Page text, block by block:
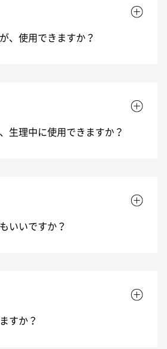
、使用できますか？
生理中に使用できますか？
いいですか？
すか？